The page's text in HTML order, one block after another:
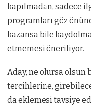
kapılmadan, sadece
programları göz
kazansa bile
etmemesi öneriliyor.
Aday, ne olursa
tercihlerine,
da eklemesi tavsiye